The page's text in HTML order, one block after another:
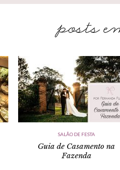
SALÃO DE FESTA
Guia de Casamento na
Fazenda